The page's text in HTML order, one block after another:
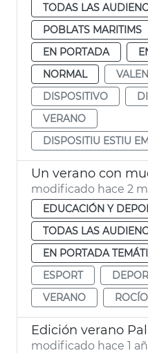
TODAS LAS
POBLATS MARITIMS
EN PORTADA
NORMAL
DISPOSITIVO
VERANO
DISPOSITIU ESTIU
modificado hace 2
EDUCACIÓN Y
TODAS LAS
EN PORTADA
ESPORT
VERANO
Edición verano
modificado hace 1